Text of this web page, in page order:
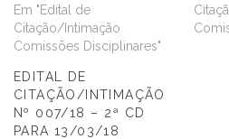
Em "Edital de
Citação/Intimação
Comissões Disciplinares"
EDITAL DE
CITAÇÃO/INTIMAÇÃO
Nº 007/18 – 2ª CD
PARA 13/03/18